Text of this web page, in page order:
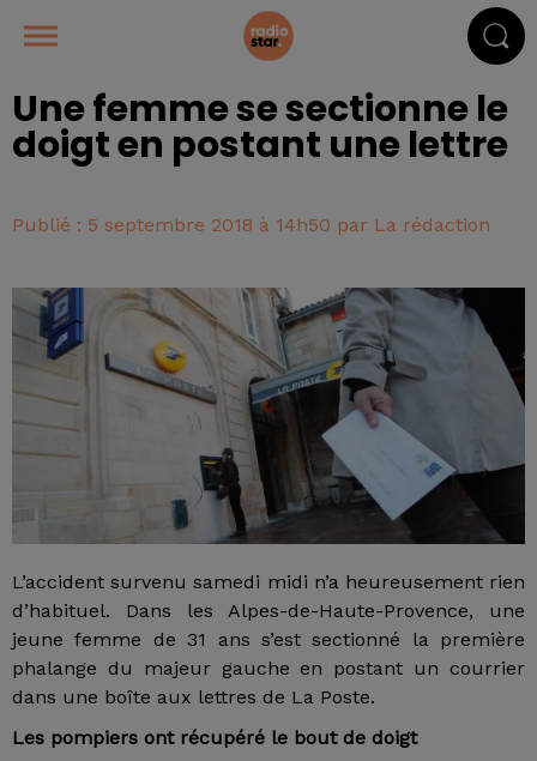
Une femme se sectionne le
doigt en postant une lettre
Publié : 5 septembre 2018 à 14h50 par La rédaction
L’accident survenu samedi midi n’a heureusement rien
d’habituel. Dans les Alpes-de-Haute-Provence, une
jeune femme de 31 ans s’est sectionné la première
phalange du majeur gauche en postant un courrier
dans une boîte aux lettres de La Poste.
Les pompiers ont récupéré le bout de doigt